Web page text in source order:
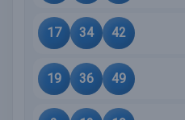
17 34 42
19 36 49